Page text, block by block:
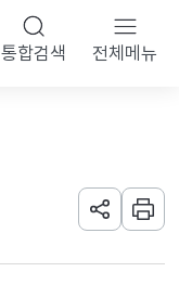
통합검색 전체메뉴
URL 공유하
인쇄